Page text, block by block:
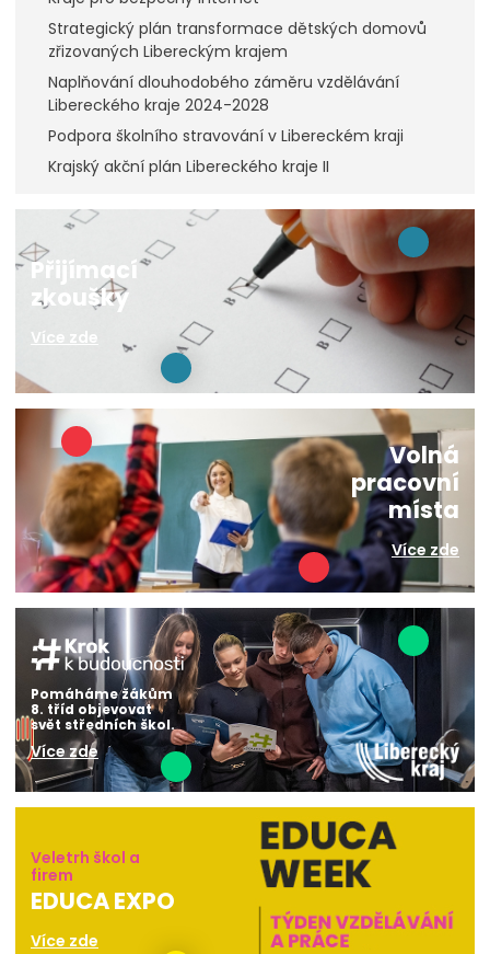
Strategický plán transformace dětských domovů
zřizovaných Libereckým krajem
Naplňování dlouhodobého záměru vzdělávání
Libereckého kraje 2024-2028
Podpora školního stravování v Libereckém kraji
Krajský akční plán Libereckého kraje II
Přijímací
zkoušky
Více zde
Volná
pracovní
místa
Více zde
Pomáháme žákům
8. tříd objevovat
svět středních škol.
Více zde
Veletrh škol a
firem
EDUCA EXPO
Více zde